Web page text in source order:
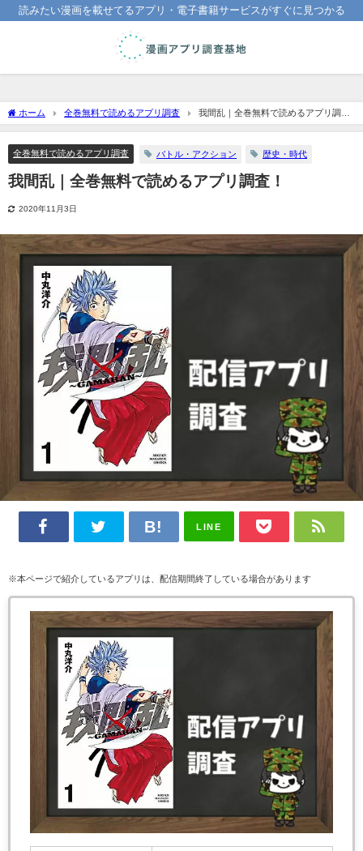
読みたい漫画を載せてるアプリ・電子書籍サービスがすぐに見つかる
ホーム 全巻無料で読めるアプリ調査
我間乱｜全巻無料で読めるアプリ調
査！
全巻無料で読めるアプリ調査 バトル・アクション 歴史・時代
我間乱｜全巻無料で読めるアプリ調査！
2020年11月3日
LINE
※本ページで紹介しているアプリは、配信期間終了している場合があります